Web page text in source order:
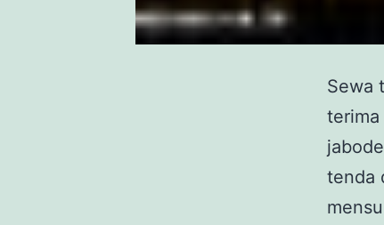
Sewa
tenda